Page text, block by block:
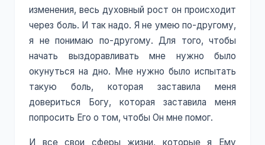
изменения, весь духовный рост он происходит
через боль. И так надо. Я не умею по-другому,
я не понимаю по-другому. Для того, чтобы
начать выздоравливать мне нужно было
окунуться на дно. Мне нужно было испытать
такую боль, которая заставила меня
довериться Богу, которая заставила меня
попросить Его о том, чтобы Он мне помог.
И все свои сферы жизни, которые я Ему